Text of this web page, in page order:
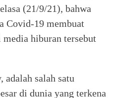
(21/9/21), bahwa
Covid-19 membuat
hiburan tersebut
adalah salah satu
di dunia yang terkena